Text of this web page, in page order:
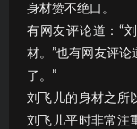
身材赞不绝口。
有网友评论道：“
材。”也有网友评论
了。”
刘飞儿的身材之所
刘飞儿平时非常注